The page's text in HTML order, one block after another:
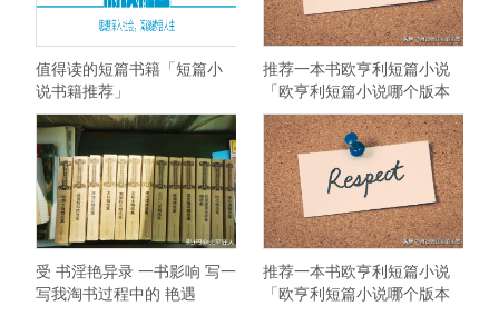
值得读的短篇书籍「短篇小
说书籍推荐」
推荐一本书欧亨利短篇小说
「欧亨利短篇小说哪个版本
最好」
受 书淫艳异录 一书影响 写一
写我淘书过程中的 艳遇
推荐一本书欧亨利短篇小说
「欧亨利短篇小说哪个版本